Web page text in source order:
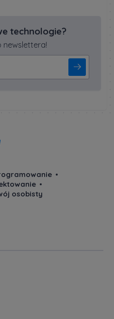
technologie?
newslettera!
osobisty